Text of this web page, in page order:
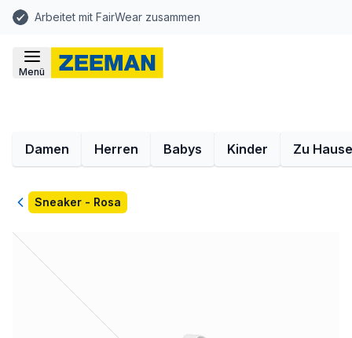
Arbeitet mit FairWear zusammen
Menü
Damen Herren Babys Kinder Zu Hause
ZurückSneaker - Rosa